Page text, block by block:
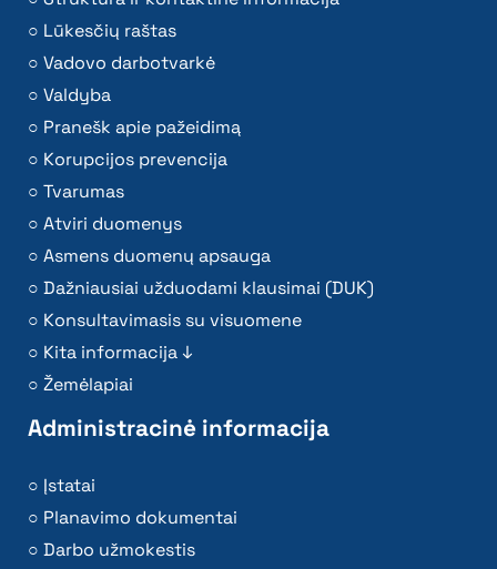
Lūkesčių raštas
Vadovo darbotvarkė
Valdyba
Pranešk apie pažeidimą
Korupcijos prevencija
Tvarumas
Atviri duomenys
Asmens duomenų apsauga
Dažniausiai užduodami klausimai (DUK)
Konsultavimasis su visuomene
Kita informacija ↓
Žemėlapiai
Administracinė informacija
Įstatai
Planavimo dokumentai
Darbo užmokestis